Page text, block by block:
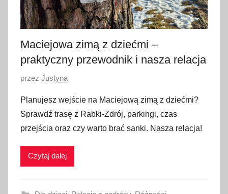
0
2
6
Maciejowa zimą z dziećmi –
praktyczny przewodnik i nasza relacja
O
u
b
l
i
przez Justyna
Planujesz wejście na Maciejową zimą z dziećmi?
Sprawdź trasę z Rabki-Zdrój, parkingi, czas
przejścia oraz czy warto brać sanki. Nasza relacja!
Czytaj dalej